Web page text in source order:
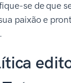
se de que
paixão e